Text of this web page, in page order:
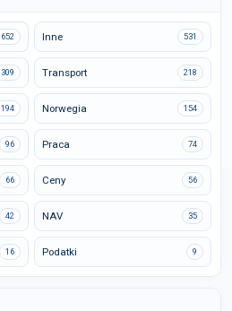
652 Inne 531
309 Transport 218
194 Norwegia 154
96 Praca 74
66 Ceny 56
42 NAV 35
16 Podatki 9